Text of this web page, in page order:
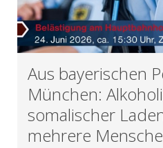
Aus bayerischen
München:
somalischer
mehrere